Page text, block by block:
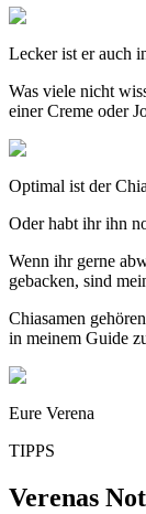
Lecker ist er auch
Was viele nicht
einer Creme oder
Optimal ist der
Oder habt ihr ihn
Wenn ihr gerne
gebacken, sind
Chiasamen
in meinem Guide
Eure Verena
TIPPS
Verenas